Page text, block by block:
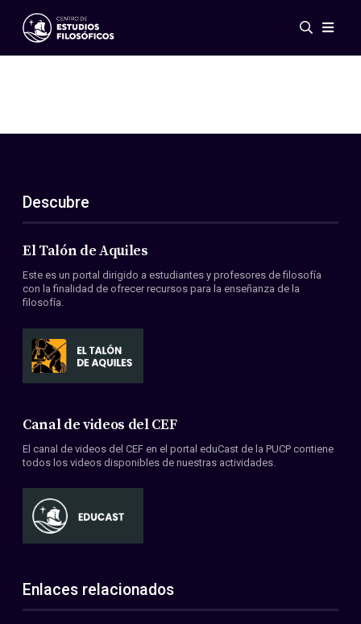
Eventos
ES
EN
Acerca de nosotros
Miembros
Convenios
Descubre
El Talón de Aquiles
Este es un portal dirigido a estudiantes y profesores de filosofía
con la finalidad de ofrecer recursos para la enseñanza de la
filosofía.
Canal de videos del CEF
El canal de videos del CEF en el portal eduCast de la PUCP contiene
todos los videos disponibles de nuestras actividades.
Enlaces relacionados